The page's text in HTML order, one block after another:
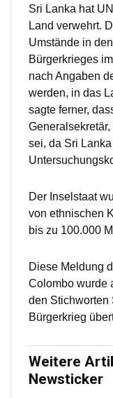
Sri Lanka hat
Land verwehrt.
Umstände in
Bürgerkrieges
nach Angaben
werden, in das
sagte ferner,
sei, da Sri
Der Inselstaat
von ethnischen
bis zu 100.000
Diese Meldung
Colombo wurde
den Stichworten
Bürgerkrieg
Weitere
Newsticker